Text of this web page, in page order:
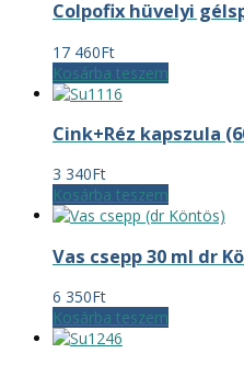
Colpofix hüvelyi
17 460Ft
Kosárba teszem
Cink+Réz kapszula
3 340Ft
Kosárba teszem
Vas csepp 30 ml dr
6 350Ft
Kosárba teszem